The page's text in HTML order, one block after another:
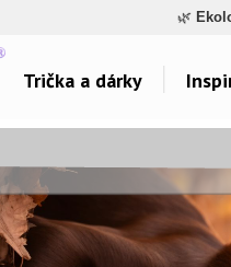
🌿
Trička a dárky
Sport a auta
Dětské
Hlášky